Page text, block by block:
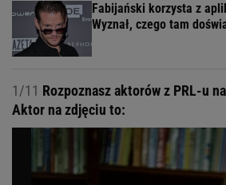
Fabijański korzysta z
Wyznał, czego tam
1/11 Rozpoznasz aktorów z PRL-u
Aktor na zdjęciu to: